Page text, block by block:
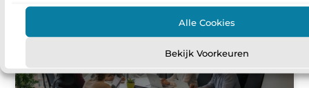
Alle Cookies
Bekijk Voorkeuren